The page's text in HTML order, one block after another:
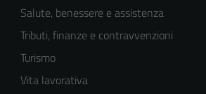
Salute, benessere e assistenza
Tributi, finanze e contravvenzioni
Turismo
Vita lavorativa